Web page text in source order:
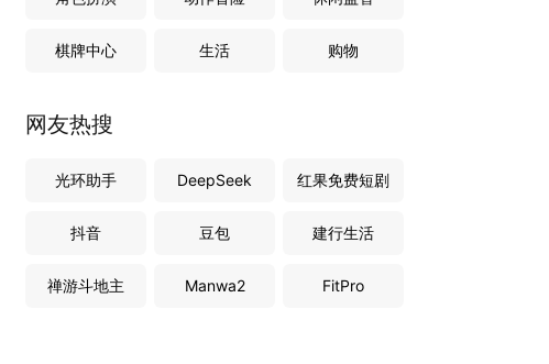
棋牌中心 生活 购物
网友热搜
光环助手 DeepSeek 红果免费短剧
抖音 豆包 建行生活
禅游斗地主 Manwa2 FitPro